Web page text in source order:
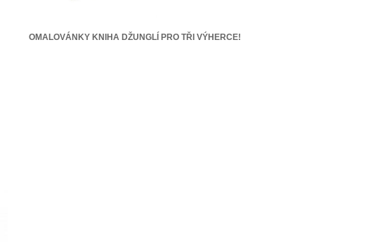
OMALOVÁNKY KNIHA DŽUNGLÍ PRO TŘI VÝHERCE!